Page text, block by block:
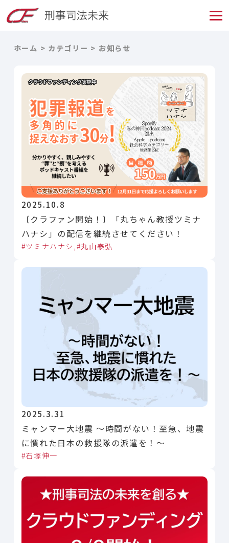
ホーム カテゴリー お知らせ
2025.10.8
〔クラファン開始！〕「丸ちゃん教授ツミナ
ハナシ」の配信を継続させてください！
ツミナハナシ 丸山泰弘
2025.3.31
ミャンマー大地震 〜時間がない！至急、地震
に慣れた日本の救援隊の派遣を！〜
石塚伸一